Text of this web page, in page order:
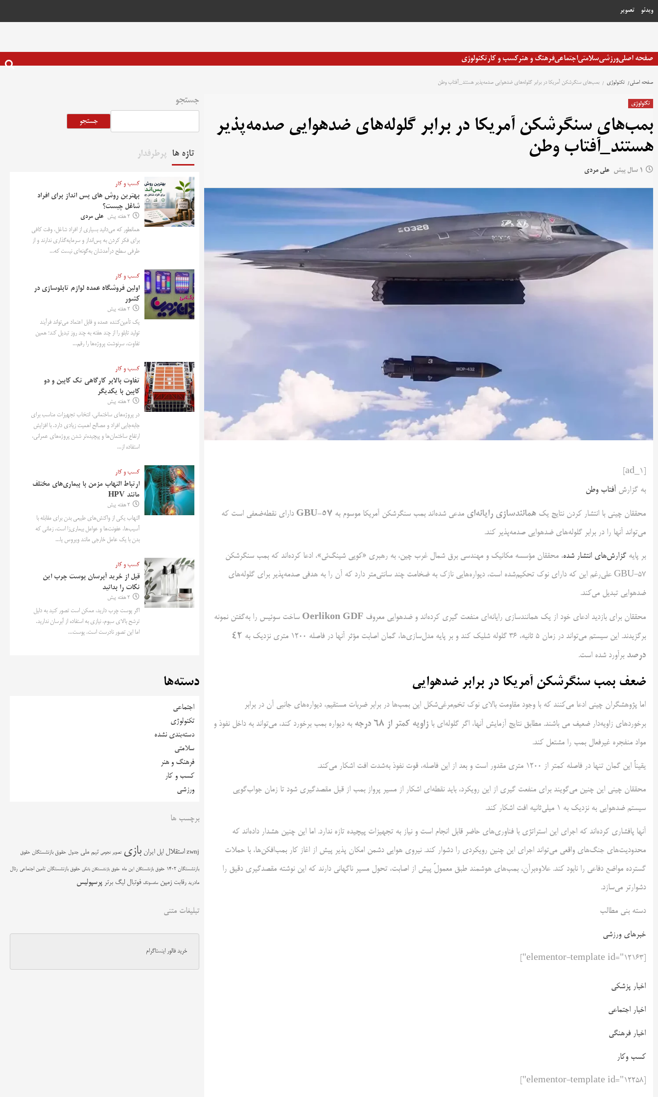
به
ویدئو تصویر
صفحه اصلیورزشیسلامتیاجتماعیفرهنگ و هنرکسب و کارتکنولوژی
صفحه اصلی تکنولوژی بمب‌های سنگرشکن آمریکا در برابر گلوله‌های ضدهوایی صدمه‌پذیر هستند_آفتاب وطن
تکنولوژی
بمب‌های سنگرشکن آمریکا در برابر گلوله‌های ضدهوایی صدمه‌پذیر
هستند_آفتاب وطن
1 سال پیش علی مردی
به گزارش آفتاب وطن
محققان چینی با انتشار کردن نتایج یک همانند‌سازی رایانه‌ای مدعی شده‌اند بمب سنگرشکن آمریکا موسوم به GBU-57 دارای نقطه‌ضعفی است که
می‌تواند آنها را در برابر گلوله‌های ضدهوایی صدمه‌پذیر کند.
بر پایه گزارش‌های انتشار شده، محققان مؤسسه مکانیک و مهندسی برق شمال غرب چین، به رهبری «کویی شینگ‌ئی»، ادعا کرده‌اند که بمب سنگرشکن
GBU-57 علی‌رغم این که دارای نوک تحکیم‌شده است، دیواره‌هایی نازک به ضخامت چند سانتی‌متر دارد که آن را به هدفی صدمه‌پذیر برای گلوله‌های
ضدهوایی تبدیل می‌کند.
محققان برای بازدید ادعای خود از یک همانند‌سازی رایانه‌ای منفعت گیری کرده‌اند و ضدهوایی معروف Oerlikon GDF ساخت سوئیس را به‌گفتن نمونه
برگزیدند. این سیستم می‌تواند در زمان 5 ثانیه، 36 گلوله شلیک کند و بر پایه مدل‌سازی‌ها، گمان اصابت مؤثر آنها در فاصله 1200 متری نزدیک به
42
درصد برآورد شده است.
ضعف بمب سنگرشکن آمریکا در برابر ضدهوایی
اما پژوهشگران چینی ادعا می‌کنند که با وجود مقاومت بالای نوک تخم‌مرغی‌شکل این بمب‌ها در برابر ضربات مستقیم، دیواره‌های جانبی آن در برابر
برخوردهای زاویه‌دار ضعیف می باشند. مطابق نتایج آزمایش‌ آنها، اگر گلوله‌ای با زاویه کمتر از 68 درجه
به دیواره بمب برخورد کند، می‌تواند به داخل نفوذ و
مواد منفجره غیرفعال بمب را مشتعل کند.
یقیناً این گمان تنها در فاصله کمتر از 1200 متری مقدور است و بعد از این فاصله، قوت نفوذ به‌شدت افت اشکار می‌کند.
محققان چینی این چنین می‌گویند برای منفعت گیری از این رویکرد، باید نقطه‌ای اشکار از مسیر پرواز بمب از قبل مقصد‌گیری شود تا زمان جواب‌گویی
سیستم ضدهوایی به نزدیک به 1 میلی‌ثانیه افت اشکار کند.
آنها پافشاری کرده‌اند که اجرای این استراتژی با فناوری‌های حاضر قابل انجام است و نیاز به تجهیزات پیچیده تازه ندارد. اما این چنین هشدار داده‌اند که
محدودیت‌های جنگ‌های واقعی می‌تواند اجرای این چنین رویکردی را دشوار کند. نیروی هوایی دشمن امکان پذیر پیش از اغاز کار بمب‌افکن‌ها، با حملات
گسترده مواضع دفاعی را نابود کند. علاوه‌برآن، بمب‌های هوشمند طبق معمولً پیش از اصابت، تحول مسیر ناگهانی دارند که این نوشته مقصد‌گیری دقیق را
دشوارتر می‌سازد.
دسته بنی مطالب
خبرهای ورزشی
اخبار پزشکی
اخبار اجتماعی
اخبار فرهنگی
کسب وکار
جستجو
جستجو
تازه ها پرطرفدار
کسب و کار
بهترین روش‌ های پس‌ انداز برای افراد
شاغل چیست؟
2 هفته پیش علی مردی
همانطور که می‌دانید بسیاری از افراد شاغل، وقت کافی
برای فکر کردن به پس‌انداز و سرمایه‌گذاری ندارند و از
طرفی سطح درآمدشان به‌گونه‌ای نیست که...
کسب و کار
اولین فروشگاه عمده لوازم تابلوسازی در
کشور
2 هفته پیش
یک تأمین‌کننده عمده و قابل اعتماد می‌تواند فرآیند
تولید تابلو را از چند هفته به چند روز تبدیل کند؛ همین
تفاوت، سرنوشت پروژه‌ها را رقم...
کسب و کار
تفاوت بالابر کارگاهی تک کابین و دو
کابین با یکدیگر
2 هفته پیش
در پروژه‌های ساختمانی، انتخاب تجهیزات مناسب برای
جابه‌جایی افراد و مصالح اهمیت زیادی دارد. با افزایش
ارتفاع ساختمان‌ها و پیچیده‌تر شدن پروژه‌های عمرانی،
استفاده از...
کسب و کار
ارتباط التهاب مزمن با بیماری‌های مختلف
مانند HPV
2 هفته پیش
التهاب یکی از واکنش‌های طبیعی بدن برای مقابله با
آسیب‌ها، عفونت‌ها و عوامل بیماری‌زا است. زمانی که
بدن با یک عامل خارجی مانند ویروس یا...
کسب و کار
قبل از خرید آبرسان پوست چرب این
نکات را بدانید
2 هفته پیش
اگر پوست چرب دارید، ممکن است تصور کنید به دلیل
ترشح بالای سبوم، نیازی به استفاده از آبرسان ندارید.
اما این تصور نادرست است. پوست...
دسته‌ها
اجتماعی
تکنولوژی
دسته‌بندی نشده
سلامتی
فرهنگ و هنر
کسب و کار
ورزشی
برچسب ها
zwnj استقلال اپل ایران بازی تصویر نجومی تیم ملی جدول حقوق بازنشستگان حقوق
بازنشستگان 1402 حقوق بازنشستگان این ماه حقوق بازنشستگان بانکی حقوق بازنشستگان تامین اجتماعی رئال
مادرید رقابت زمین سامسونگ فوتبال لیگ برتر پرسپولیس
تبلیغات متنی
خرید فالور اینستاگرام